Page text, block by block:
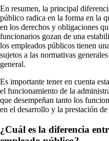
En resumen, la principal
público radica en la forma en la
en los derechos y obligaciones
funcionarios gozan de una
los empleados públicos tienen
sujetos a las normativas
general.
Es importante tener en cuenta
el funcionamiento de la
que desempeñan tanto los
en el desarrollo y la prestación
¿Cuál es la diferencia